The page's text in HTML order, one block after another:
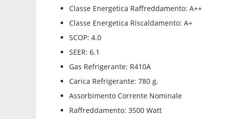
Classe Energetica Raffreddamento: A++
Classe Energetica Riscaldamento: A+
SCOP: 4.0
SEER: 6.1
Gas Refrigerante: R410A
Carica Refrigerante: 780 g.
Assorbimento Corrente Nominale
Raffreddamento: 3500 Watt